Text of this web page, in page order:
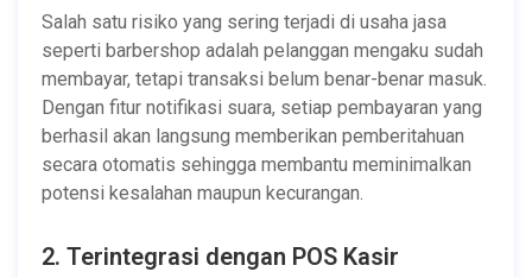
Salah satu risiko yang sering terjadi di usaha jasa
seperti barbershop adalah pelanggan mengaku sudah
membayar, tetapi transaksi belum benar-benar masuk.
Dengan fitur notifikasi suara, setiap pembayaran yang
berhasil akan langsung memberikan pemberitahuan
secara otomatis sehingga membantu meminimalkan
potensi kesalahan maupun kecurangan.
2. Terintegrasi dengan POS Kasir